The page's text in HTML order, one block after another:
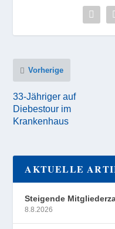
Vorherige
33-Jähriger auf
Diebestour im
Krankenhaus
AKTUELLE
Steigende
8.8.2026